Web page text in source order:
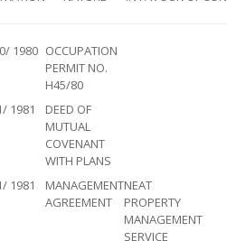
1980 OCCUPATION
PERMIT NO.
H45/80
1981
DEED OF
MUTUAL
COVENANT
WITH PLANS
1981
MANAGEMENT
AGREEMENT
NEAT
PROPERTY
MANAGEMENT
SERVICE